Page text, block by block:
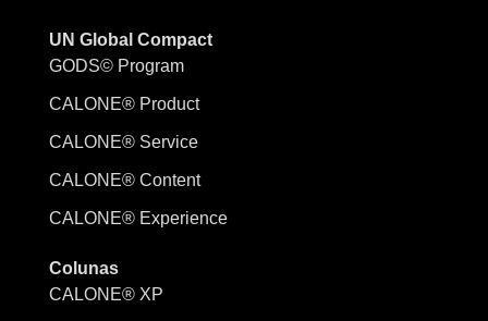
UN Global Compact
GODS© Program
CALONE® Product
CALONE® Service
CALONE® Content
CALONE® Experience
Colunas
CALONE® XP